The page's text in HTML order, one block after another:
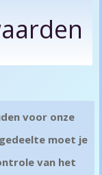
voor onze
moet je
van het